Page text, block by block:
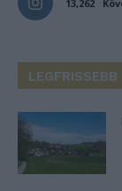
13,262
LEGFRISSEBB